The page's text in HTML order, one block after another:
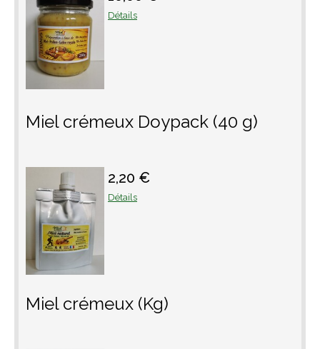
Détails
Miel crémeux Doypack (40 g)
2,20 €
Détails
Miel crémeux (Kg)